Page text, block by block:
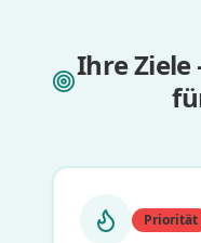
Ihre Ziele
Priorität